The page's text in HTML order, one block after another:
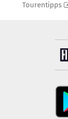
Tourentipps